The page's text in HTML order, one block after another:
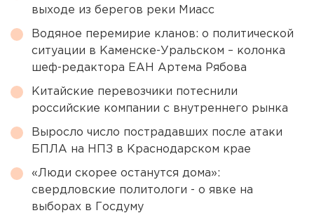
выходе из берегов реки Миасс
Водяное перемирие кланов: о политической
ситуации в Каменске-Уральском – колонка
шеф-редактора ЕАН Артема Рябова
Китайские перевозчики потеснили
российские компании с внутреннего рынка
Выросло число пострадавших после атаки
БПЛА на НПЗ в Краснодарском крае
«Люди скорее останутся дома»:
свердловские политологи - о явке на
выборах в Госдуму